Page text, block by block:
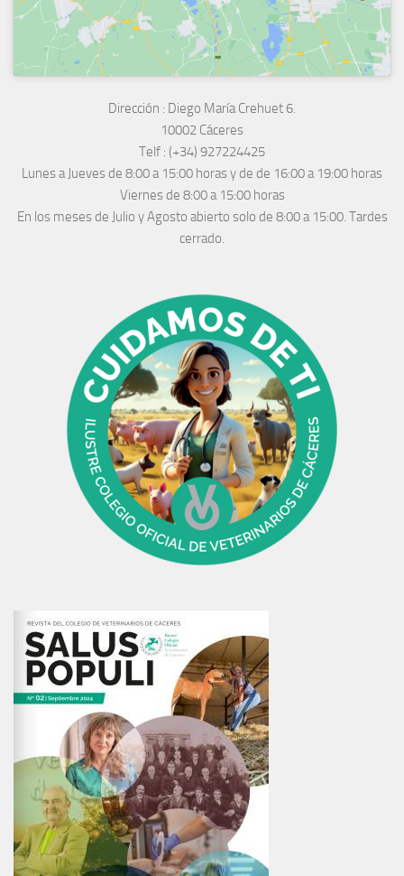
Dirección : Diego María Crehuet 6.
10002 Cáceres
Telf : (+34) 927224425
Lunes a Jueves de 8:00 a 15:00 horas y de de 16:00 a 19:00 horas
Viernes de 8:00 a 15:00 horas
En los meses de Julio y Agosto abierto solo de 8:00 a 15:00. Tardes
cerrado.